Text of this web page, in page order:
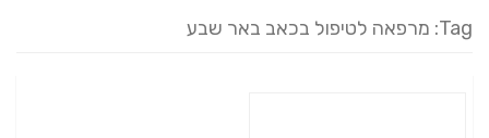
Tag: מרפאה לטיפול בכאב באר שבע